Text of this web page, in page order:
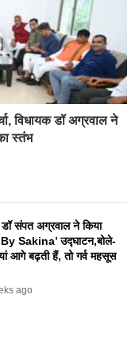
विधायक डॉ अग्रवाल ने
स्तंभ
डॉ संपत अग्रवाल ने किया
Sakina’ उद्घाटन,बोले-
आगे बढ़ती हैं, तो गर्व महसूस
ago